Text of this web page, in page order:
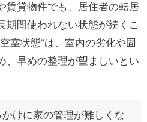
賃貸物件でも、居住者の転居
期間使われない状態が続くこ
室状態”は、室内の劣化や固
、早めの整理が望ましいとい
けに家の管理が難しくな